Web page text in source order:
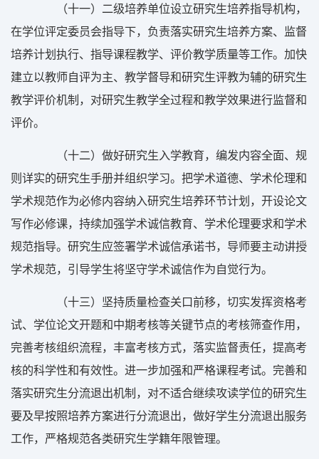
（十一）二级培养单位设立研究生培养指导机构，
在学位评定委员会指导下，负责落实研究生培养方案、监督
培养计划执行、指导课程教学、评价教学质量等工作。加快
建立以教师自评为主、教学督导和研究生评教为辅的研究生
教学评价机制，对研究生教学全过程和教学效果进行监督和
评价。
（十二）做好研究生入学教育，编发内容全面、规
则详实的研究生手册并组织学习。把学术道德、学术伦理和
学术规范作为必修内容纳入研究生培养环节计划，开设论文
写作必修课，持续加强学术诚信教育、学术伦理要求和学术
规范指导。研究生应签署学术诚信承诺书，导师要主动讲授
学术规范，引导学生将坚守学术诚信作为自觉行为。
（十三）坚持质量检查关口前移，切实发挥资格考
试、学位论文开题和中期考核等关键节点的考核筛查作用，
完善考核组织流程，丰富考核方式，落实监督责任，提高考
核的科学性和有效性。进一步加强和严格课程考试。完善和
落实研究生分流退出机制，对不适合继续攻读学位的研究生
要及早按照培养方案进行分流退出，做好学生分流退出服务
工作，严格规范各类研究生学籍年限管理。